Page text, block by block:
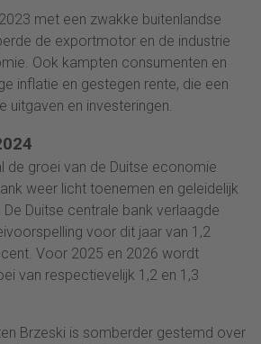
met een zwakke buitenlandse
de exportmotor en de industrie
Ook kampten consumenten en
inflatie en gestegen rente, die een
uitgaven en investeringen.
de groei van de Duitse economie
weer licht toenemen en geleidelijk
De Duitse centrale bank verlaagde
voor dit jaar van 1,2
Voor 2025 en 2026 wordt
van respectievelijk 1,2 en 1,3
Brzeski is somberder gestemd over